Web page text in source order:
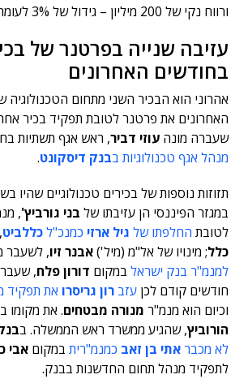
ורווח נקי של 200 מיליון – גידול של 3% לעומת 2013.
עזיבה שנייה בפרטנר של
בחודשים האחרונים
אהרוני הוא הבכיר השני מתחום הטכנולוגיה
האחרונים את פרטנר לטובת תפקיד בכיר
שעברה מונה עוזי דביר, ראש אגף תשתיות
מנהל אגף טכנולוגיות בבנק דיסקונט.
תזוזות נוספות של בכירים טכנולוגיים שהיו
במגזר הפיננסי הן עזיבתו של בני גורביץ',
לטובת החלפתו של גיל ארזי כמנכ"לכללביט
כלל; מינויו של אל"מ (מיל')אבנר זיו, לשעבר
למנמ"ר בנק ישראל במקום דורון פלח,
חודשים קודם לכן עזב רון גריסרו את תפקיד
וכיום הוא מנמ"ר מנורה מבטחים. את מקומו
הורוביץ, שהגיע ממשרד ראש הממשלה. ב
לא מכבראתי בן זאב כמנמ"רית במקום אבי
לתפקיד מנהל תחום החדשנות בבנק.